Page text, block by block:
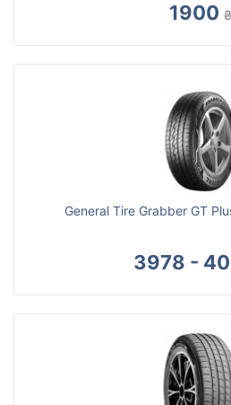
1900 ₴
General Tire Grabber GT
3978 -